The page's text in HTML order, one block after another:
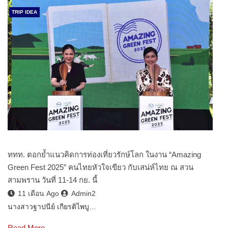
TRIP IDEA
ททท. ตอกย้ำแนวคิดการท่องเที่ยวรักษ์โลก ในงาน “Amazing
Green Fest 2025” คนไทยหัวใจเขียว กับเสน่ห์ไทย ณ สวน
สามพราน วันที่ 11-14 กย. นี้
11 เดือน Ago
Admin2
นางสาวฐาปนีย์ เกียรติไพบู…